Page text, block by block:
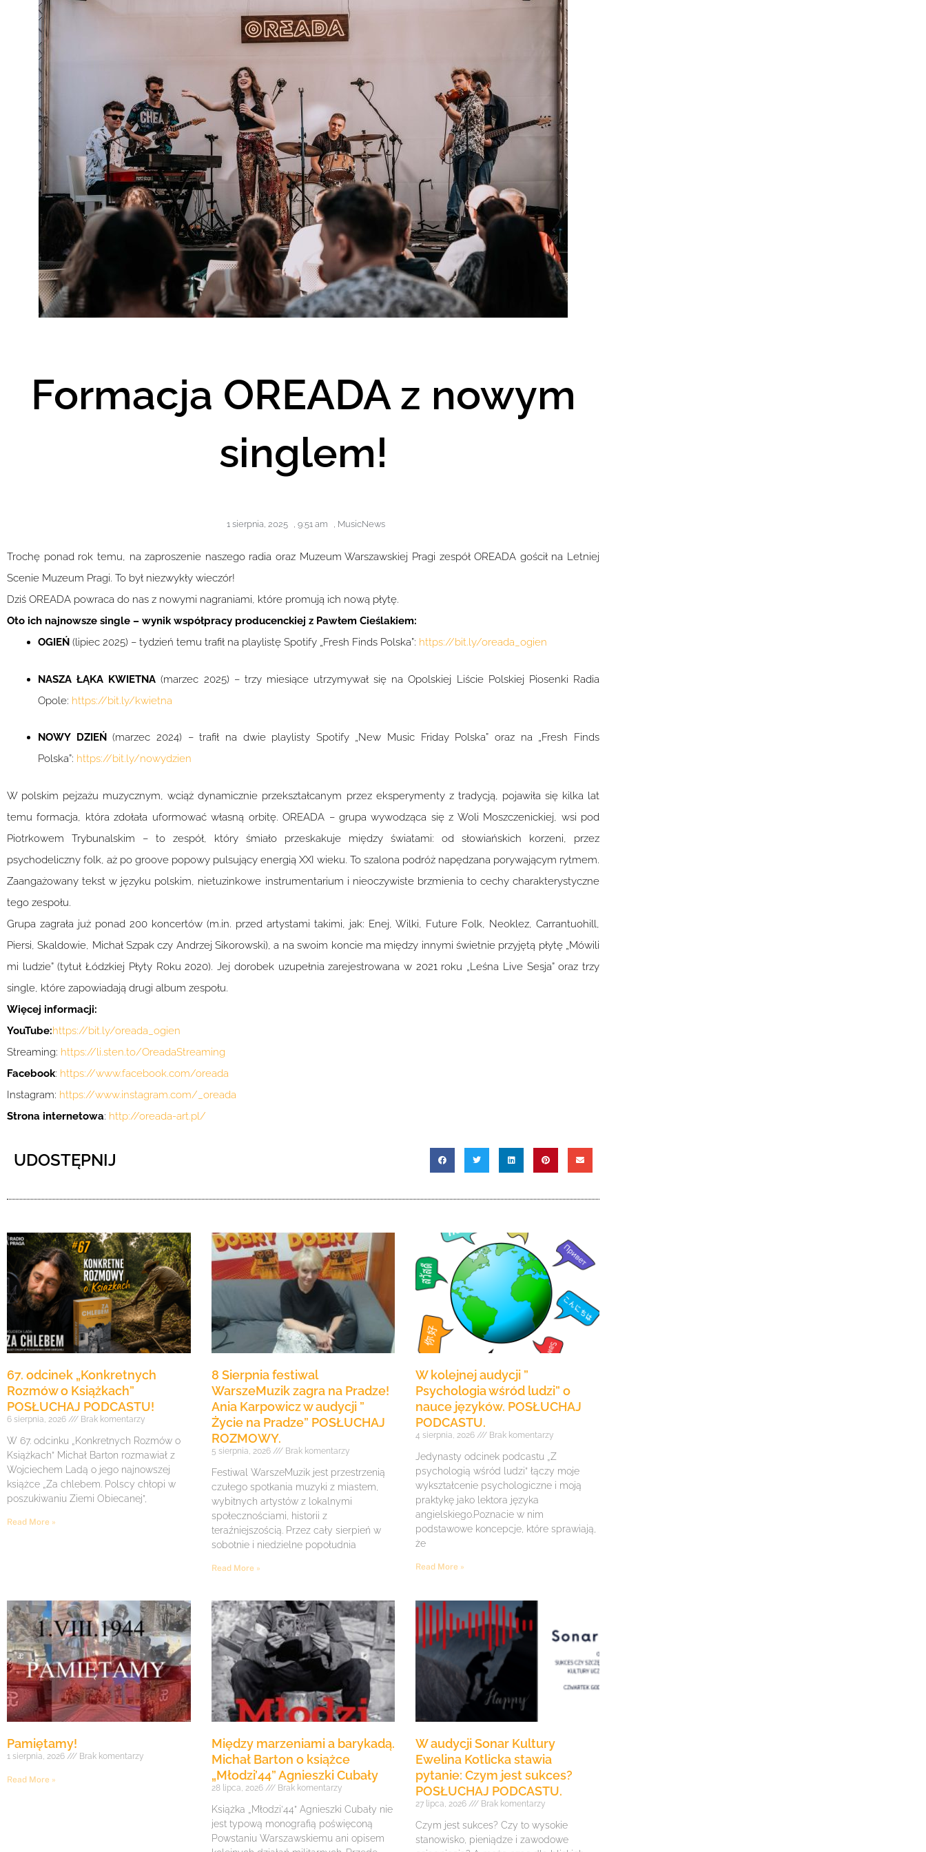
Formacja OREADA z nowym
singlem!
1 sierpnia, 2025 , 9:51 am , MusicNews
Trochę ponad rok temu, na zaproszenie naszego radia oraz Muzeum Warszawskiej Pragi zespół OREADA gościł na Letniej
Scenie Muzeum Pragi. To był niezwykły wieczór!
Dziś OREADA powraca do nas z nowymi nagraniami, które promują ich nową płytę.
Oto ich najnowsze single – wynik współpracy producenckiej z Pawłem Cieślakiem:
OGIEŃ (lipiec 2025) – tydzień temu trafił na playlistę Spotify „Fresh Finds Polska”: https://bit.ly/oreada_ogien
NASZA ŁĄKA KWIETNA (marzec 2025) – trzy miesiące utrzymywał się na Opolskiej Liście Polskiej Piosenki Radia
Opole: https://bit.ly/kwietna
NOWY DZIEŃ(marzec 2024) – trafił na dwie playlisty Spotify „New Music Friday Polska” oraz na „Fresh Finds
Polska”: https://bit.ly/nowydzien
W polskim pejzażu muzycznym, wciąż dynamicznie przekształcanym przez eksperymenty z tradycją, pojawiła się kilka lat
temu formacja, która zdołała uformować własną orbitę. OREADA – grupa wywodząca się z Woli Moszczenickiej, wsi pod
Piotrkowem Trybunalskim – to zespół, który śmiało przeskakuje między światami: od słowiańskich korzeni, przez
psychodeliczny folk, aż po groove popowy pulsujący energią XXI wieku. To szalona podróż napędzana porywającym rytmem.
Zaangażowany tekst w języku polskim, nietuzinkowe instrumentarium i nieoczywiste brzmienia to cechy charakterystyczne
tego zespołu.
Grupa zagrała już ponad 200 koncertów (m.in. przed artystami takimi, jak: Enej, Wilki, Future Folk, Neoklez, Carrantuohill,
Piersi, Skaldowie, Michał Szpak czy Andrzej Sikorowski), a na swoim koncie ma między innymi świetnie przyjętą płytę „Mówili
mi ludzie” (tytuł Łódzkiej Płyty Roku 2020). Jej dorobek uzupełnia zarejestrowana w 2021 roku „Leśna Live Sesja” oraz trzy
single, które zapowiadają drugi album zespołu.
Więcej informacji:
YouTube:https://bit.ly/oreada_ogien
Streaming: https://li.sten.to/OreadaStreaming
Facebook: https://www.facebook.com/oreada
Instagram: https://www.instagram.com/_oreada
Strona internetowa: http://oreada-art.pl/
UDOSTĘPNIJ
67. odcinek „Konkretnych
Rozmów o Książkach”
POSŁUCHAJ PODCASTU!
6 sierpnia, 2026 Brak komentarzy
W 67. odcinku „Konkretnych Rozmów o
Książkach” Michał Barton rozmawiał z
Wojciechem Ladą o jego najnowszej
książce „Za chlebem. Polscy chłopi w
poszukiwaniu Ziemi Obiecanej”,
Read More »
8 Sierpnia festiwal
WarszeMuzik zagra na Pradze!
Ania Karpowicz w audycji ”
Życie na Pradze” POSŁUCHAJ
ROZMOWY.
5 sierpnia, 2026 Brak komentarzy
Festiwal WarszeMuzik jest przestrzenią
czułego spotkania muzyki z miastem,
wybitnych artystów z lokalnymi
społecznościami, historii z
teraźniejszością. Przez cały sierpień w
sobotnie i niedzielne popołudnia
Read More »
W kolejnej audycji ”
Psychologia wśród ludzi” o
nauce języków. POSŁUCHAJ
PODCASTU.
4 sierpnia, 2026 Brak komentarzy
Jedynasty odcinek podcastu „Z
psychologią wśród ludzi” łączy moje
wykształcenie psychologiczne i moją
praktykę jako lektora języka
angielskiego.Poznacie w nim
podstawowe koncepcje, które sprawiają,
że
Read More »
Pamiętamy!
1 sierpnia, 2026 Brak komentarzy
Read More »
Między marzeniami a barykadą.
Michał Barton o książce
„Młodzi’44” Agnieszki Cubały
28 lipca, 2026 Brak komentarzy
Książka „Młodzi’44” Agnieszki Cubały nie
jest typową monografią poświęconą
Powstaniu Warszawskiemu ani opisem
W audycji Sonar Kultury
Ewelina Kotlicka stawia
pytanie: Czym jest sukces?
POSŁUCHAJ PODCASTU.
27 lipca, 2026 Brak komentarzy
Czym jest sukces? Czy to wysokie
stanowisko, pieniądze i zawodowe